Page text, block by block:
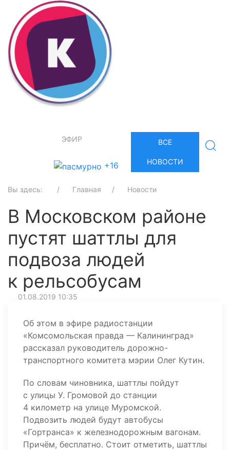
ЭФИР
+16
ВСЕ
НОВОСТИ
Вы здесь: Главная Новости
В Московском районе
пустят шаттлы для
подвоза людей
к рельсобусам
01.08.2019 10:35
Об этом в эфире радиостанции
«Комсомольская правда — Калининград»
рассказал руководитель дорожно-
транспортного комитета мэрии Олег Кутин.
По словам чиновника, шаттлы пойдут
с улицы У. Громовой до станции
4 километр на улице Муромской.
Подвозить людей будут автобусы
«Гортранса» к железнодорожным вагонам.
Причём, бесплатно. Стоит отметить, шаттлы